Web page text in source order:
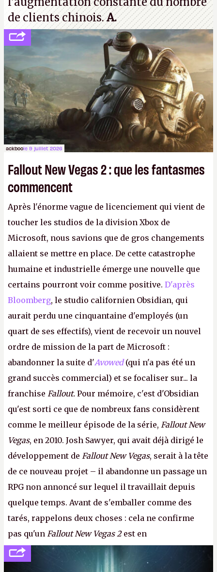
de clients chinois.A.
ackboole 9 juillet 2026
Fallout New Vegas 2 : que les fantasmes
commencent
Après l'énorme vague de licenciement qui vient de
toucher les studios de la division Xbox de
Microsoft, nous savions que de gros changements
allaient se mettre en place. De cette catastrophe
humaine et industrielle émerge une nouvelle que
certains pourront voir comme positive. D'après
Bloomberg, le studio californien Obsidian, qui
aurait perdu une cinquantaine d'employés (un
quart de ses effectifs), vient de recevoir un nouvel
ordre de mission de la part de Microsoft :
abandonner la suite d'Avowed(qui n'a pas été un
grand succès commercial) et se focaliser sur... la
franchise Fallout. Pour mémoire, c'est d'Obsidian
qu'est sorti ce que de nombreux fans considèrent
comme le meilleur épisode de la série, Fallout New
Vegas, en 2010. Josh Sawyer, qui avait déjà dirigé le
développement de Fallout New Vegas, serait à la tête
de ce nouveau projet – il abandonne un passage un
RPG non annoncé sur lequel il travaillait depuis
quelque temps. Avant de s'emballer comme des
tarés, rappelons deux choses : cela ne confirme
pas qu'un Fallout New Vegas 2est en
développement (pour ce que l'on sait, ils bossent
peut-être sur
Fallout Football ou
Fallout vs. Les